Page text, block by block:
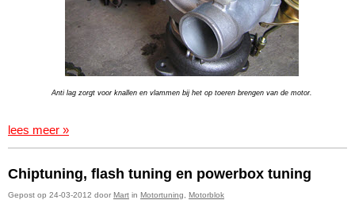
Anti lag zorgt voor knallen en vlammen bij het op toeren brengen van de motor.
lees meer »
Chiptuning, flash tuning en powerbox tuning
Gepost op 24-03-2012 door Mart in Motortuning Motorblok